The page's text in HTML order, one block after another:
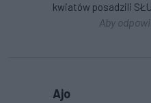
kwiatów posadzili
Aby
Ajo